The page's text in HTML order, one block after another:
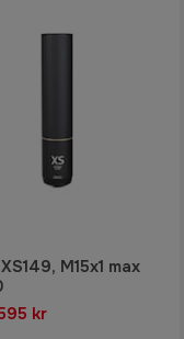
M15x1 max
kr